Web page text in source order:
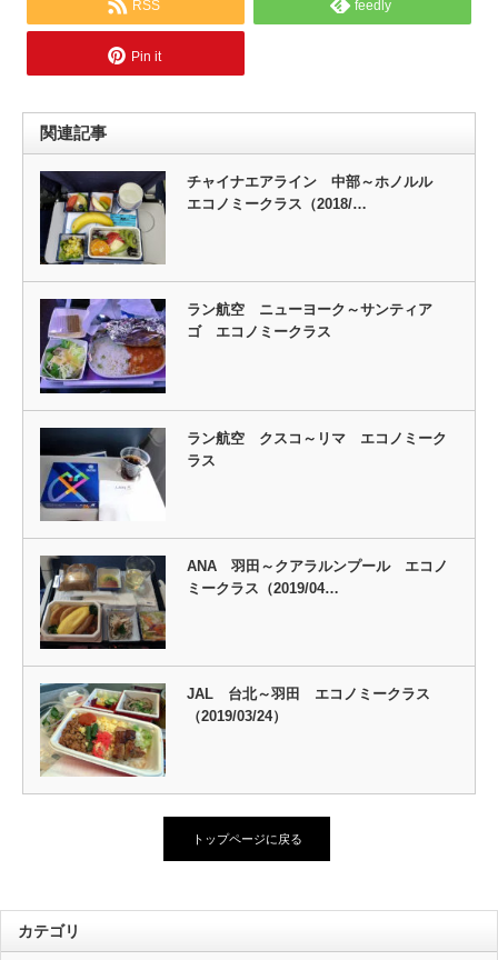
RSS feedly
Pin it
関連記事
チャイナエアライン 中部～ホノルル
エコノミークラス（2018/…
ラン航空 ニューヨーク～サンティア
ゴ エコノミークラス
ラン航空 クスコ～リマ エコノミーク
ラス
ANA 羽田～クアラルンプール エコノ
ミークラス（2019/04…
JAL 台北～羽田 エコノミークラス
（2019/03/24）
トップページに戻る
カテゴリ